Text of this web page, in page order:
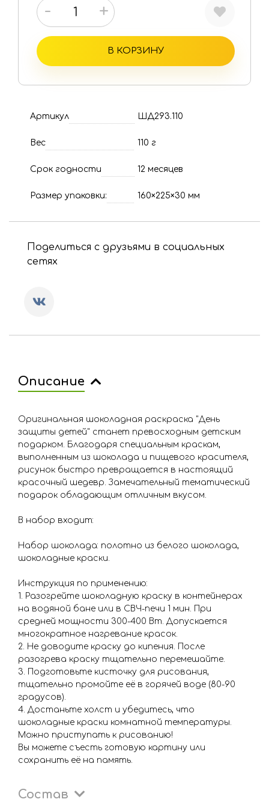
- +
В КОРЗИНУ
Артикул ШД293.110
Вес 110 г
Срок годности 12 месяцев
Размер упаковки: 160×225×30 мм
Поделиться с друзьями в социальных
сетях
Описание
Оригинальная шоколадная раскраска "День
защиты детей" станет превосходным детским
подарком. Благодаря специальным краскам,
выполненным из шоколада и пищевого красителя,
рисунок быстро превращается в настоящий
красочный шедевр. Замечательный тематический
подарок обладающим отличным вкусом.
В набор входит:
Набор шоколада: полотно из белого шоколада,
шоколадные краски.
Инструкция по применению:
1. Разогрейте шоколадную краску в контейнерах
на водяной бане или в СВЧ-печи 1 мин. При
средней мощности 300-400 Вт. Допускается
многократное нагревание красок.
2. Не доводите краску до кипения. После
разогрева краску тщательно перемешайте.
3. Подготовьте кисточку для рисования,
тщательно промойте её в горячей воде (80-90
градусов).
4. Достаньте холст и убедитесь, что
шоколадные краски комнатной температуры.
Можно приступать к рисованию!
Вы можете съесть готовую картину или
сохранить её на память.
Состав